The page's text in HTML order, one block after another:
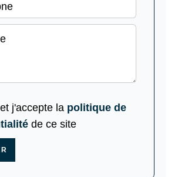
j'accepte la politique de
de ce site